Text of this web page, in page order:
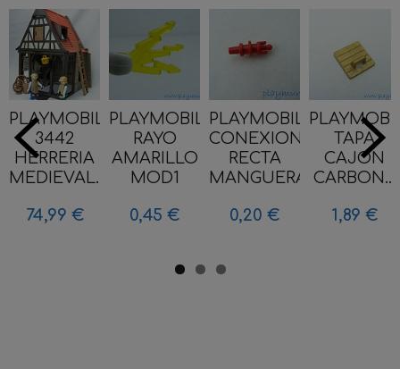
PLAYMOBIL
3442
HERRERIA
MEDIEVAL...
74,99 €
PLAYMOBIL
RAYO
AMARILLO
MOD1
0,45 €
PLAYMOBIL
CONEXION
RECTA
MANGUERA...
0,20 €
TAPA
CAJON
CARBON...
1,89 €